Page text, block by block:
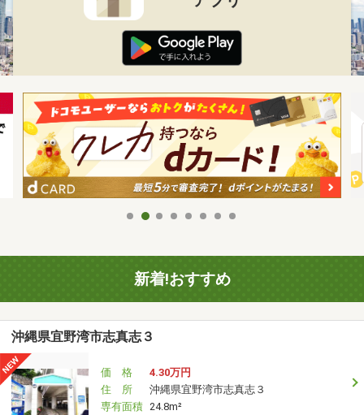
新着!おすすめ
沖縄県宜野湾市志真志３
価 格
4.30万円
住 所
沖縄県宜野湾市志真志３
専有面積 24.8m²